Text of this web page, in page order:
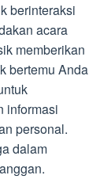
berinteraksi
acara
memberikan
bertemu Anda
informasi
personal.
dalam